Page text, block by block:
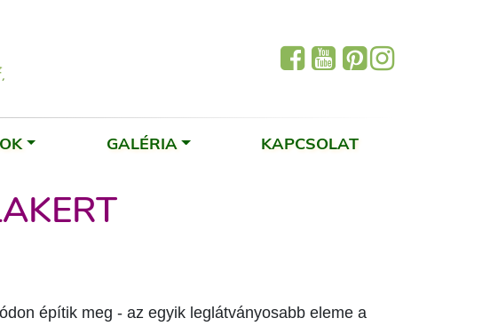
GALÉRIA KAPCSOLAT
építik meg - az egyik leglátványosabb eleme a